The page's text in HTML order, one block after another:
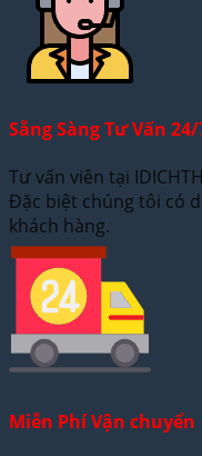
Sẵng Sàng Tư Vấn
Tư vấn viên tại
Đặc biệt chúng tôi có
khách hàng.
Miễn Phí Vận chuyển